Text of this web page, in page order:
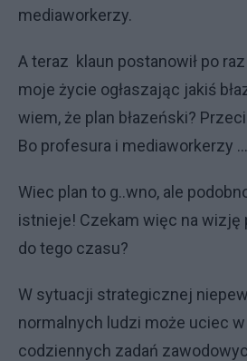
mediaworkerzy.
A teraz klaun postanowił po
moje życie ogłaszając jakiś
wiem, że plan błazeński?
Bo profesura i mediaworkerzy ...
Wiec plan to g..wno, ale
istnieje! Czekam więc na wizję
do tego czasu?
W sytuacji strategicznej
normalnych ludzi może uciec
codziennych zadań